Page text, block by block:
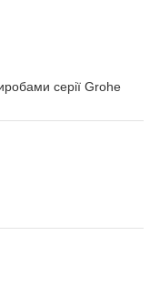
серії Grohe